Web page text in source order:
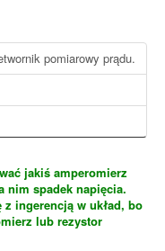
pomiarowy prądu.
jakiś amperomierz
nim spadek napięcia.
ingerencją w układ, bo
lub rezystor